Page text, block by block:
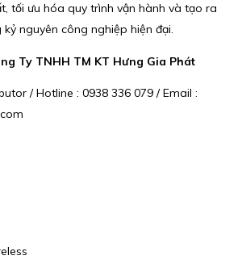
tối ưu hóa quy trình vận hành và tạo ra
nguyên công nghiệp hiện đại.
Ty TNHH TM KT Hưng Gia Phát
/ Hotline : 0938 336 079 / Email :